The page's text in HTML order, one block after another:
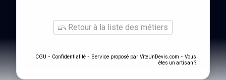
Retour à la liste des métiers
CGU - Confidentialité - Service proposé par ViteUnDevis.com - Vous
êtes un artisan ?